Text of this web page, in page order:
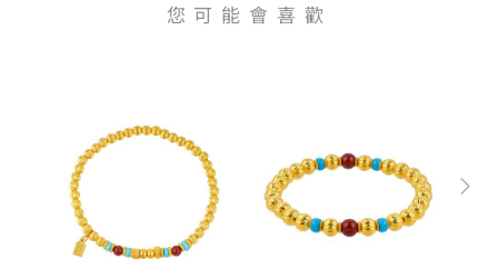
您可能會喜歡